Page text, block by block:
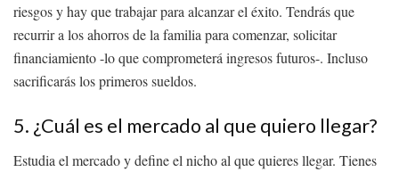
riesgos y hay que trabajar para alcanzar el éxito. Tendrás que
recurrir a los ahorros de la familia para comenzar, solicitar
financiamiento -lo que comprometerá ingresos futuros-. Incluso
sacrificarás los primeros sueldos.
5. ¿Cuál es el mercado al que quiero llegar?
Estudia el mercado y define el nicho al que quieres llegar. Tienes